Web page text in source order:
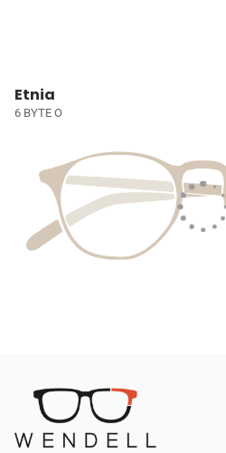
Etnia
6 BYTE O